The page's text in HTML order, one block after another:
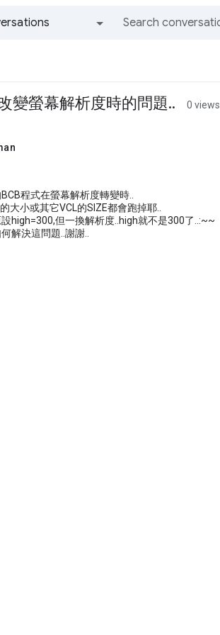
變螢幕解析度時的問題.. 0 views
程式在螢幕解析度轉變時..
大小或其它VCL的SIZE都會跑掉耶..
high=300,但一換解析度..high就不是300了..:~~
解決這問題..謝謝..